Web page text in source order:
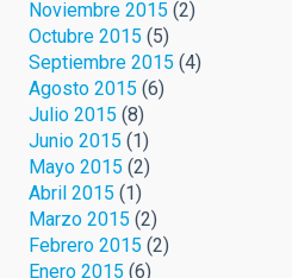
Noviembre 2015 (2)
Octubre 2015 (5)
Septiembre 2015 (4)
Agosto 2015 (6)
Julio 2015 (8)
Junio 2015 (1)
Mayo 2015 (2)
Abril 2015 (1)
Marzo 2015 (2)
Febrero 2015 (2)
Enero 2015 (6)